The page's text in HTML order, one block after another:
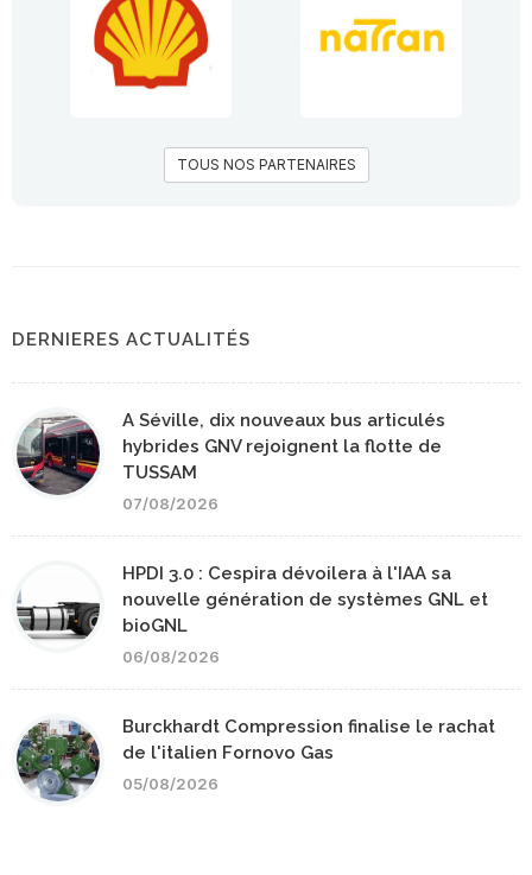
TOUS NOS PARTENAIRES
DERNIERES ACTUALITÉS
A Séville, dix nouveaux bus articulés
hybrides GNV rejoignent la flotte de
TUSSAM
07/08/2026
HPDI 3.0 : Cespira dévoilera à l'IAA sa
nouvelle génération de systèmes GNL et
bioGNL
06/08/2026
Burckhardt Compression finalise le rachat
de l'italien Fornovo Gas
05/08/2026